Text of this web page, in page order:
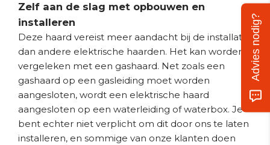
Zelf aan de slag met opbouwen en
installeren
Deze haard vereist meer aandacht bij de installatie
dan andere elektrische haarden. Het kan worden
vergeleken met een gashaard. Net zoals een
gashaard op een gasleiding moet worden
aangesloten, wordt een elektrische haard
aangesloten op een waterleiding of waterbox. Je
bent echter niet verplicht om dit door ons te laten
installeren, en sommige van onze klanten doen
Advies nodig?